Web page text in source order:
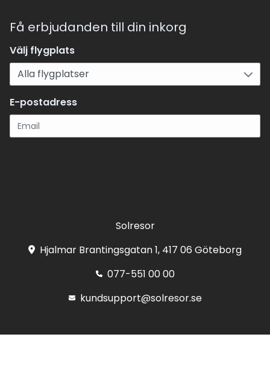
Få erbjudanden till din inkorg
Välj flygplats
E-postadress
Solresor
Hjalmar Brantingsgatan 1, 417 06 Göteborg
077-551 00 00
kundsupport@solresor.se